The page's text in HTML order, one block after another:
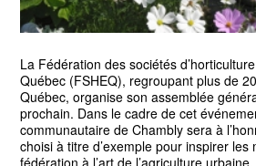
La Fédération des sociétés
Québec (FSHEQ), regroupant plus de
Québec, organise son assemblée
prochain. Dans le cadre de cet
communautaire de Chambly sera à
choisi à titre d’exemple pour inspirer les